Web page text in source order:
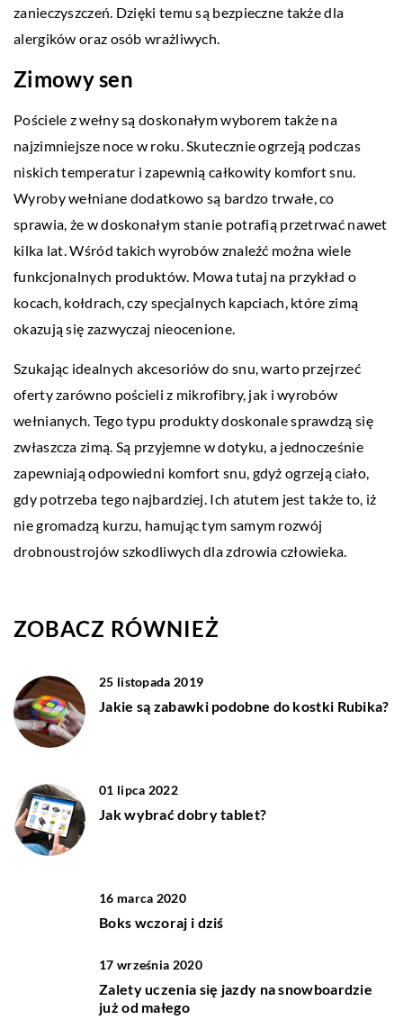
zanieczyszczeń. Dzięki temu są bezpieczne także dla
alergików oraz osób wrażliwych.
Zimowy sen
Pościele z wełny są doskonałym wyborem także na
najzimniejsze noce w roku. Skutecznie ogrzeją podczas
niskich temperatur i zapewnią całkowity komfort snu.
Wyroby wełniane dodatkowo są bardzo trwałe, co
sprawia, że w doskonałym stanie potrafią przetrwać nawet
kilka lat. Wśród takich wyrobów znaleźć można wiele
funkcjonalnych produktów. Mowa tutaj na przykład o
kocach, kołdrach, czy specjalnych kapciach, które zimą
okazują się zazwyczaj nieocenione.
Szukając idealnych akcesoriów do snu, warto przejrzeć
oferty zarówno pościeli z mikrofibry, jak i wyrobów
wełnianych. Tego typu produkty doskonale sprawdzą się
zwłaszcza zimą. Są przyjemne w dotyku, a jednocześnie
zapewniają odpowiedni komfort snu, gdyż ogrzeją ciało,
gdy potrzeba tego najbardziej. Ich atutem jest także to, iż
nie gromadzą kurzu, hamując tym samym rozwój
drobnoustrojów szkodliwych dla zdrowia człowieka.
ZOBACZ RÓWNIEŻ
25 listopada 2019
Jakie są zabawki podobne do kostki Rubika?
01 lipca 2022
Jak wybrać dobry tablet?
16 marca 2020
Boks wczoraj i dziś
17 września 2020
Zalety uczenia się jazdy na snowboardzie
już od małego